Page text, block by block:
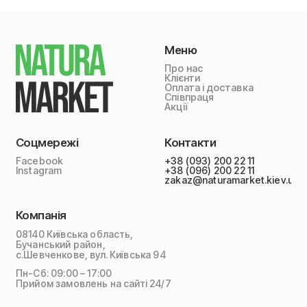
Меню
Про нас
Клієнти
Оплата і доставка
Співпраця
Акції
Соцмережі
Facebook
Instagram
Контакти
+38 (093) 200 22 11
+38 (096) 200 22 11
zakaz@naturamarket.kiev.ua
Компанія
08140 Київська область,
Бучанський район,
с.Шевченкове, вул. Київська 94
Пн-Сб: 09:00 – 17:00
Прийом замовлень на сайті 24/7